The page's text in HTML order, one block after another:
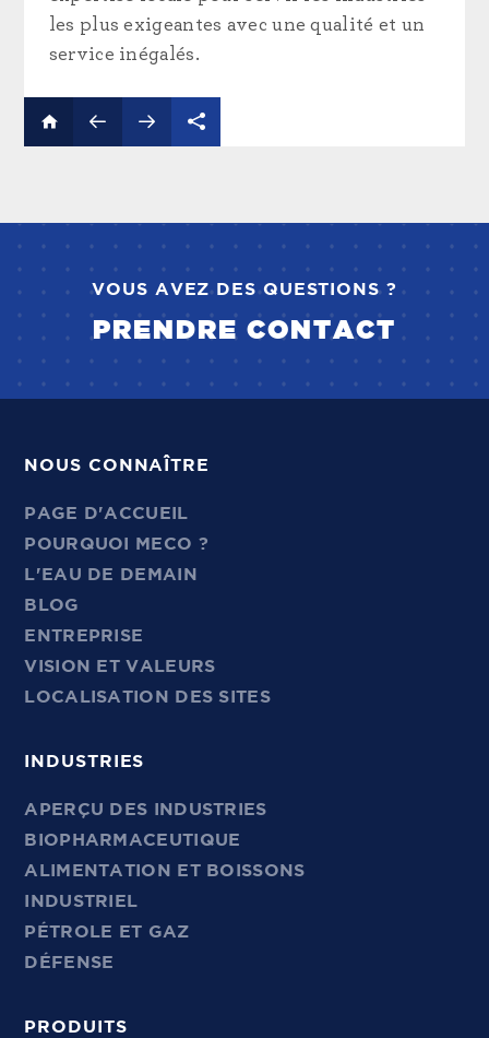
les plus exigeantes avec une qualité et un
service inégalés.
VOUS AVEZ DES QUESTIONS ?
PRENDRE CONTACT
NOUS CONNAÎTRE
PAGE D'ACCUEIL
POURQUOI MECO ?
L'EAU DE DEMAIN
BLOG
ENTREPRISE
VISION ET VALEURS
LOCALISATION DES SITES
INDUSTRIES
APERÇU DES INDUSTRIES
BIOPHARMACEUTIQUE
ALIMENTATION ET BOISSONS
INDUSTRIEL
PÉTROLE ET GAZ
DÉFENSE
PRODUITS